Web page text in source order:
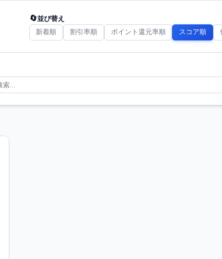
🔄並び替え
新着順 割引率順 ポイント還元率順 スコア順